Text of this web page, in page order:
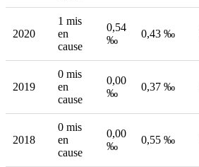
2020
1 mis
en
cause
0,54
‰
0,43 ‰
2019
0 mis
en
cause
0,00
‰
0,37 ‰
2018
0 mis
en
cause
0,00
‰
0,55 ‰